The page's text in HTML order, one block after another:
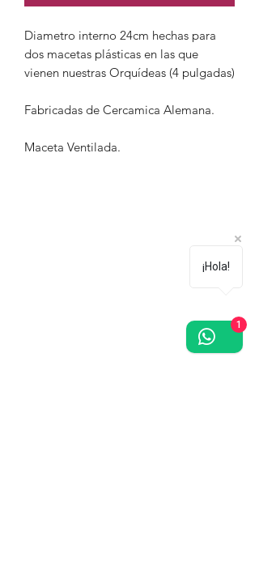
Diametro interno 24cm hechas para
dos macetas plásticas en las que
vienen nuestras Orquídeas (4 pulgadas)
Fabricadas de Cercamica Alemana.
Maceta Ventilada.
¡Hola!
1